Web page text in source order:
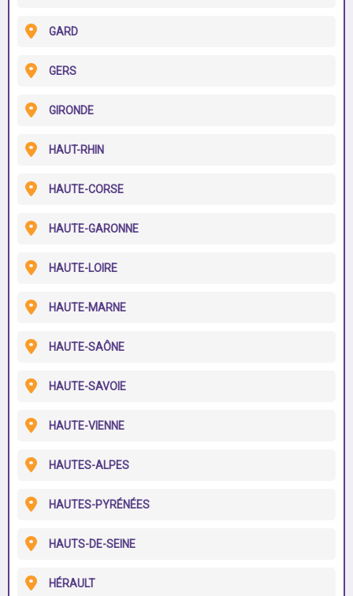
GARD
GERS
GIRONDE
HAUT-RHIN
HAUTE-CORSE
HAUTE-GARONNE
HAUTE-LOIRE
HAUTE-MARNE
HAUTE-SAÔNE
HAUTE-SAVOIE
HAUTE-VIENNE
HAUTES-ALPES
HAUTES-PYRÉNÉES
HAUTS-DE-SEINE
HÉRAULT